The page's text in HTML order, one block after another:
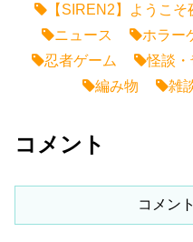
【SIREN2】ようこそ
ニュース
ホラー
忍者ゲーム
怪談・
編み物
雑
コメント
コメン